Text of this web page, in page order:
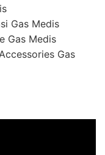
Gas Medis
Gas Medis
Gas